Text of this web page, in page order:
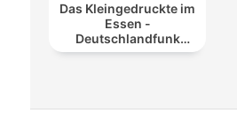
Das Kleingedruckte im
Essen -
Deutschlandfunk
Nova